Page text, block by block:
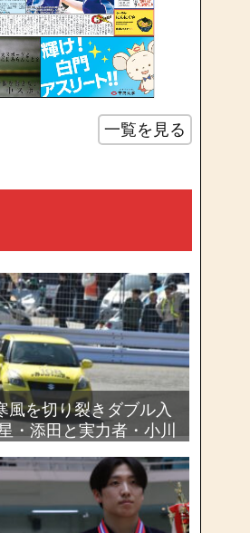
一覧を見る
風を切り裂きダブル入
・添田と実力者・小川